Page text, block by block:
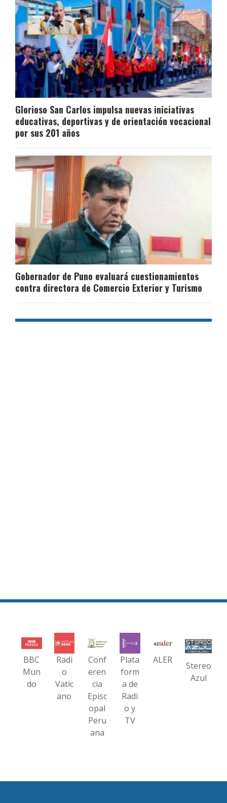
Glorioso San Carlos impulsa nuevas iniciativas
educativas, deportivas y de orientación vocacional
por sus 201 años
Gobernador de Puno evaluará cuestionamientos
contra directora de Comercio Exterior y Turismo
BBC
Mun
do
Radi
o
Vatic
ano
Conf
eren
cia
Episc
opal
Peru
ana
Plata
form
a de
Radi
o y
TV
ALER
Stereo
Azul